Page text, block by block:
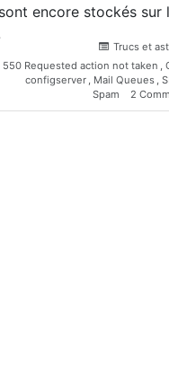
encore stockés sur
Trucs et
550 Requested action not taken ,
configserver , Mail Queues ,
Spam
2